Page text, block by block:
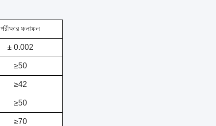
পরীক্ষার ফলাফল
± 0.002
≥50
≥42
≥50
≥70